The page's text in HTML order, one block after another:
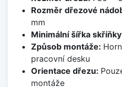
Rozměr dřezové
mm
Minimální šířka
Způsob montáže:
pracovní desku
Orientace dřezu:
montáže